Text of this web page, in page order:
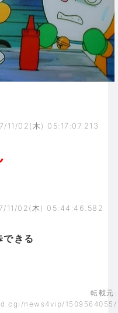
11/02(木) 05:17:07.213
11/02(木) 05:44:46.582
きる
転載元:
news4vip/1509564055/